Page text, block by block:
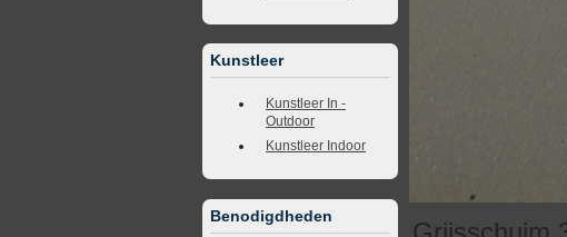
Kunstleer
Kunstleer In -
Outdoor
Kunstleer Indoor
Benodigdheden